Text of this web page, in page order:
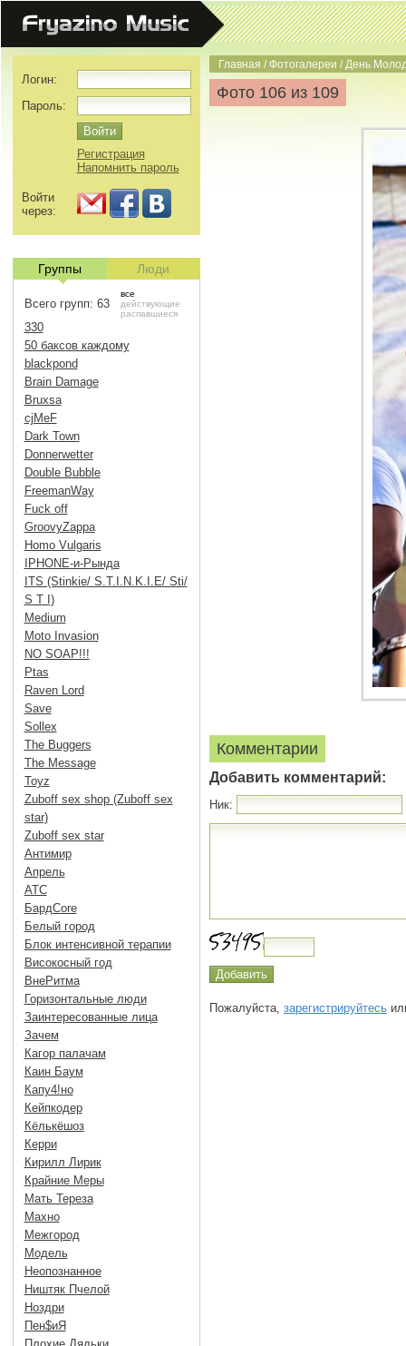
Главная /Фотогалереи / День
Фото 106 из 109
Комментарии
Добавить комментарий:
Ник:
Пожалуйста, зарегистрируйтесь
Логин:
Пароль:
Регистрация
Напомнить пароль
Войти
через:
Группы Люди
Всего групп: 63
все
действующие
распавшиеся
330
50 баксов каждому
blackpond
Brain Damage
Bruxsa
cjMeF
Dark Town
Donnerwetter
Double Bubble
FreemanWay
Fuck off
GroovyZappa
Homo Vulgaris
IPHONE-и-Рында
ITS (Stinkie/ S.T.I.N.K.I.E/ Sti/
S T I)
Medium
Moto Invasion
NO SOAP!!!
Ptas
Raven Lord
Save
Sollex
The Buggers
The Message
Toyz
Zuboff sex shop (Zuboff sex
star)
Zuboff sex star
Антимир
Апрель
АТС
БардCore
Белый город
Блок интенсивной терапии
Високосный год
ВнеРитма
Горизонтальные люди
Заинтересованные лица
Зачем
Кагор палачам
Каин Баум
Капу4!но
Кейпкодер
Кёлькёшоз
Керри
Кирилл Лирик
Крайние Меры
Мать Тереза
Махно
Межгород
Модель
Неопознанное
Ништяк Пчелой
Ноздри
Пен$иЯ